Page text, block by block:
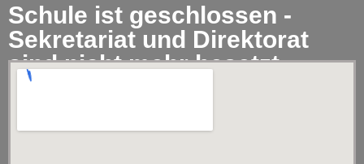
Schule ist geschlossen -
Sekretariat und Direktorat
sind nicht mehr besetzt.